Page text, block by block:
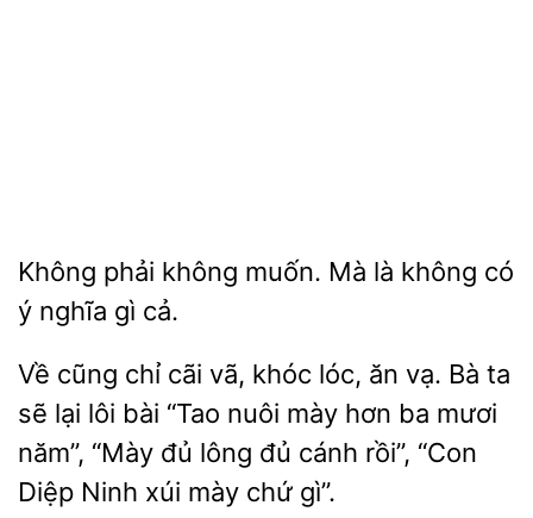
Không phải không
là không có
ý
gì cả.
Về cũng chỉ cãi vã, khóc lóc, ăn vạ.
ta
sẽ lại lôi bài “Tao
mày hơn ba mươi
năm”, “Mày đủ lông đủ
rồi”, “Con
Diệp Ninh xúi mày chứ gì”.